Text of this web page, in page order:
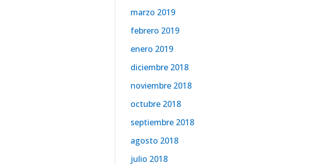
marzo 2019
febrero 2019
enero 2019
diciembre 2018
noviembre 2018
octubre 2018
septiembre 2018
agosto 2018
julio 2018